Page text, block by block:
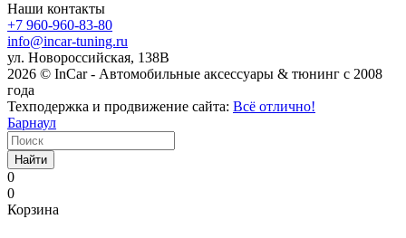
Наши контакты
+7 960-960-83-80
info@incar-tuning.ru
ул. Новороссийская, 138В
2026 © InCar - Автомобильные аксессуары & тюнинг с 2008
года
Техподержка и продвижение сайта: Всё отлично!
Барнаул
Найти
0
0
Корзина